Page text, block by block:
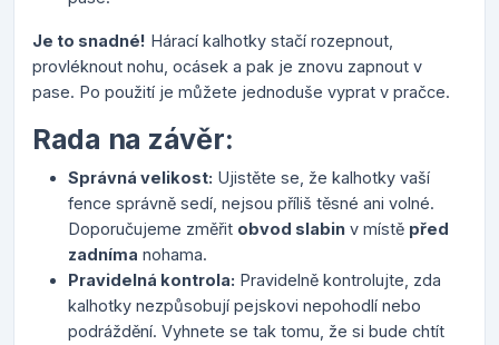
Je to snadné! Hárací kalhotky stačí rozepnout,
provléknout nohu, ocásek a pak je znovu zapnout v
pase. Po použití je můžete jednoduše vyprat v pračce.
Rada na závěr:
Správná velikost: Ujistěte se, že kalhotky vaší
fence správně sedí, nejsou příliš těsné ani volné.
Doporučujeme změřit obvod slabin v místě před
zadníma nohama.
Pravidelná kontrola: Pravidelně kontrolujte, zda
kalhotky nezpůsobují pejskovi nepohodlí nebo
podráždění. Vyhnete se tak tomu, že si bude chtít